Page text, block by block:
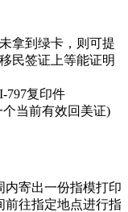
拿到绿卡，则可提
民签证上等能证明
797复印件
当前有效回美证)
内寄出一份指模打印
前往指定地点进行指